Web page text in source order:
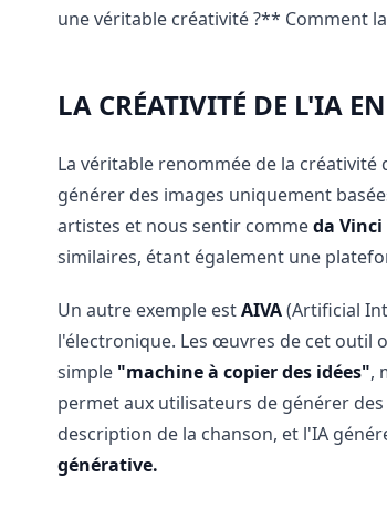
une véritable créativité ?** Comment
LA CRÉATIVITÉ DE L'IA
La véritable renommée de la
générer des images uniquement
artistes et nous sentir commeda
similaires, étant également une
Un autre exemple estAIVA(Artificial
l'électronique. Les œuvres de cet outil
simple "machine à copier des idées",
permet aux utilisateurs de générer
description de la chanson, et l'IA
générative.